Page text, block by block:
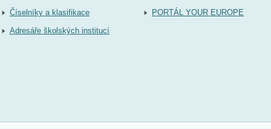
Číselníky a klasifikace
Adresáře školských institucí
PORTÁL YOUR EUROPE